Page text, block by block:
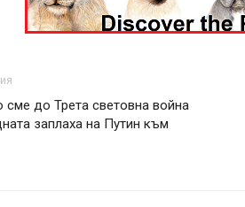
сме до Трета световна война
заплаха на Путин към